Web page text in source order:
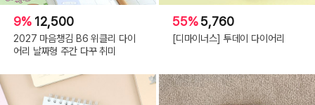
9% 12,500
2027 마음챙김 B6 위클리 다이
어리 날짜형 주간 다꾸 취미
55%5,760
[디마이너스] 투데이 다이어리